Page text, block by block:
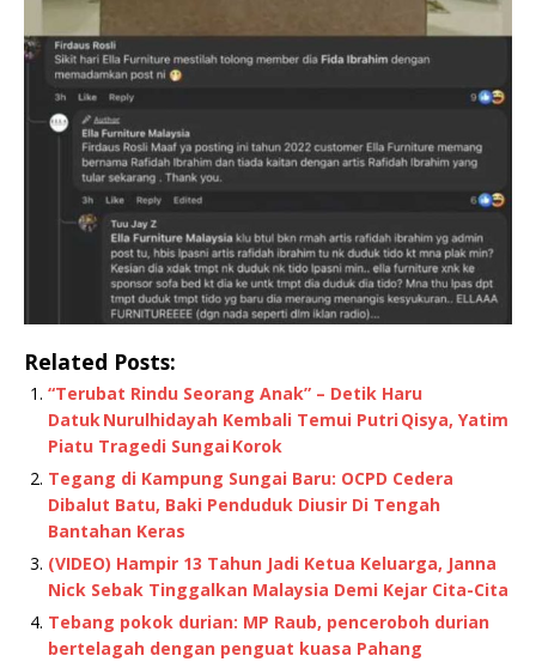
Related Posts:
“Terubat Rindu Seorang Anak” – Detik Haru
Datuk Nurulhidayah Kembali Temui Putri Qisya, Yatim
Piatu Tragedi Sungai Korok
Tegang di Kampung Sungai Baru: OCPD Cedera
Dibalut Batu, Baki Penduduk Diusir Di Tengah
Bantahan Keras
(VIDEO) Hampir 13 Tahun Jadi Ketua Keluarga, Janna
Nick Sebak Tinggalkan Malaysia Demi Kejar Cita-Cita
Tebang pokok durian: MP Raub, penceroboh durian
bertelagah dengan penguat kuasa Pahang